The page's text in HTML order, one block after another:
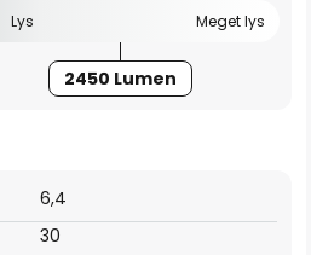
Lys Meget lys
2450 Lumen
30
6,4